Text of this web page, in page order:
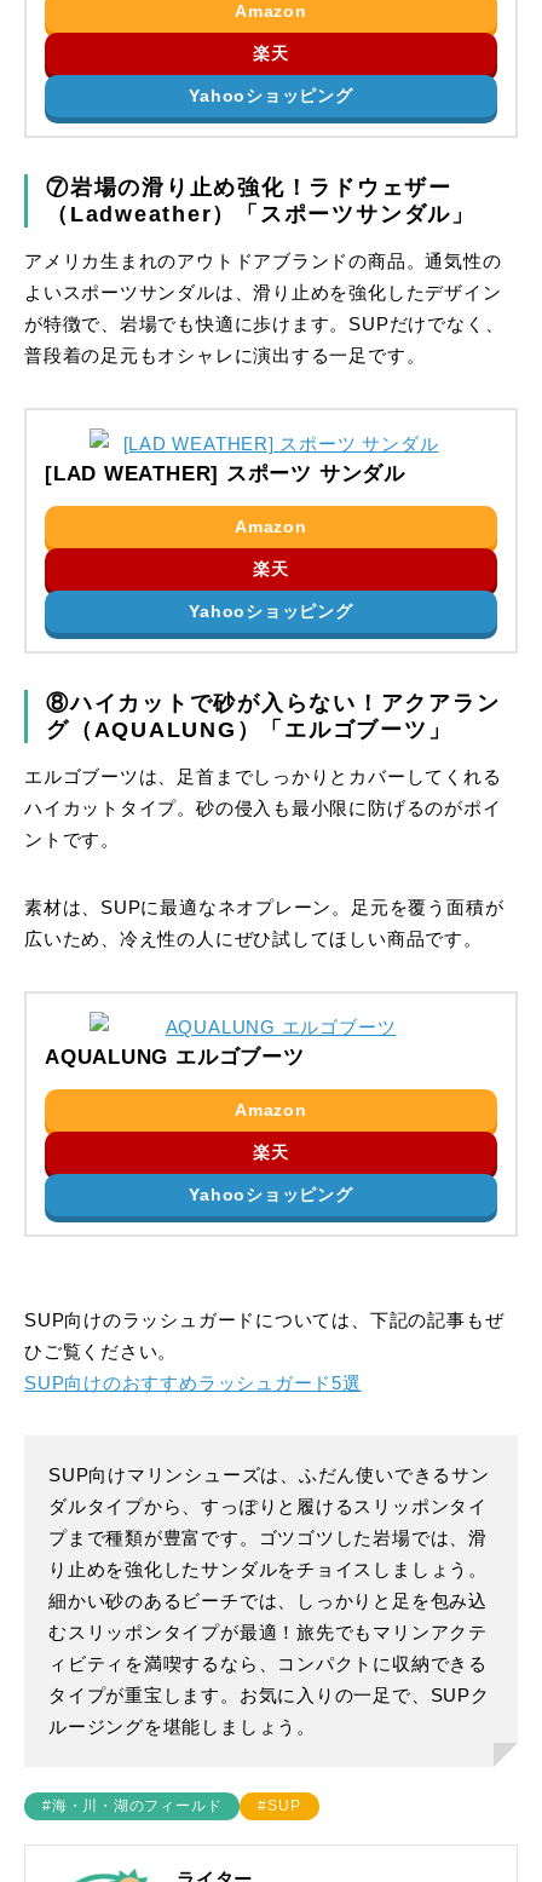
Amazon
楽天
Yahooショッピング
⑦岩場の滑り止め強化！ラドウェザー
（Ladweather）「スポーツサンダル」
アメリカ生まれのアウトドアブランドの商品。通気性の
よいスポーツサンダルは、滑り止めを強化したデザイン
が特徴で、岩場でも快適に歩けます。SUPだけでなく、
普段着の足元もオシャレに演出する一足です。
[LAD WEATHER] スポーツ サンダル
Amazon
楽天
Yahooショッピング
⑧ハイカットで砂が入らない！アクアラン
グ（AQUALUNG）「エルゴブーツ」
エルゴブーツは、足首までしっかりとカバーしてくれる
ハイカットタイプ。砂の侵入も最小限に防げるのがポイ
ントです。
素材は、SUPに最適なネオプレーン。足元を覆う面積が
広いため、冷え性の人にぜひ試してほしい商品です。
AQUALUNG エルゴブーツ
Amazon
楽天
Yahooショッピング
SUP向けのラッシュガードについては、下記の記事もぜ
ひご覧ください。
SUP向けのおすすめラッシュガード5選
SUP向けマリンシューズは、ふだん使いできるサン
ダルタイプから、すっぽりと履けるスリッポンタイ
プまで種類が豊富です。ゴツゴツした岩場では、滑
り止めを強化したサンダルをチョイスしましょう。
細かい砂のあるビーチでは、しっかりと足を包み込
むスリッポンタイプが最適！旅先でもマリンアクテ
ィビティを満喫するなら、コンパクトに収納できる
タイプが重宝します。お気に入りの一足で、SUPク
ルージングを堪能しましょう。
#海・川・湖のフィールド #SUP